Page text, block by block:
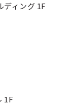
ィング 1F
1F